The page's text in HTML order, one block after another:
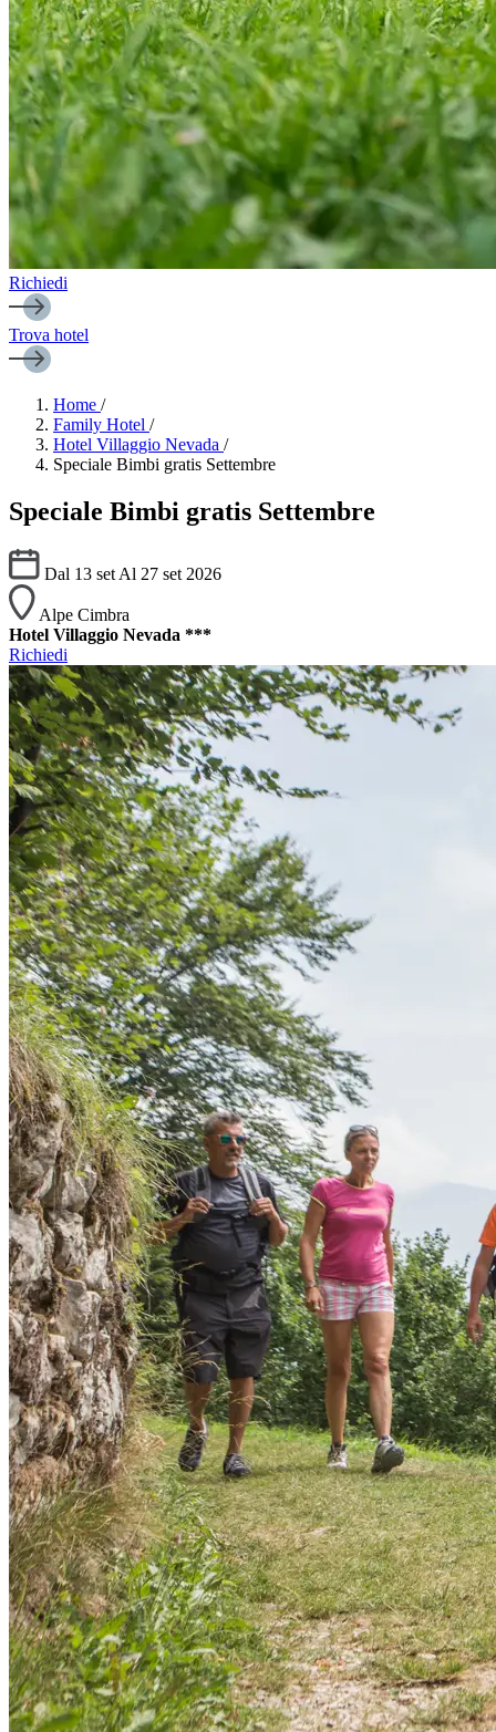
Richiedi
Trova hotel
Home /
Family Hotel /
Hotel Villaggio Nevada /
Speciale Bimbi gratis Settembre
Speciale Bimbi gratis Settembre
Dal 13 set Al 27 set 2026
Alpe Cimbra
Hotel Villaggio Nevada ***
Richiedi